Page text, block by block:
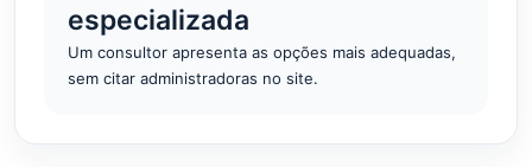
especializada
Um consultor apresenta as opções mais adequadas,
sem citar administradoras no site.